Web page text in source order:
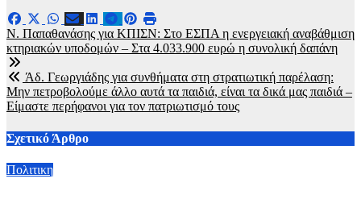
Πλοήγηση
άρθρων
Ν. Παπαθανάσης για ΚΠΙΣΝ: Στο ΕΣΠΑ η ενεργειακή αναβάθμιση
κτηριακών υποδομών – Στα 4.033.900 ευρώ η συνολική δαπάνη
Άδ. Γεωργιάδης για συνθήματα στη στρατιωτική παρέλαση:
Μην πετροβολούμε άλλο αυτά τα παιδιά, είναι τα δικά μας παιδιά –
Είμαστε περήφανοι για τον πατριωτισμό τους
Σχετικό Άρθρο
Πολιτικη